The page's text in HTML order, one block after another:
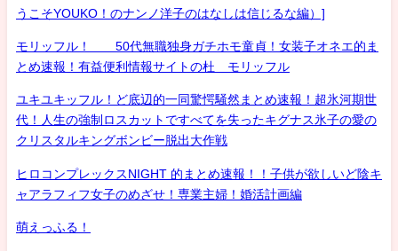
うこそYOUKO！のナンノ洋子のはなしは信じるな編）]
モリッフル！ 50代無職独身ガチホモ童貞！女装子オネエ的ま
とめ速報！有益便利情報サイトの杜 モリッフル
ユキユキッフル！ど底辺的一同驚愕騒然まとめ速報！超氷河期世
代！人生の強制ロスカットですべてを失ったキグナス氷子の愛の
クリスタルキングボンビー脱出大作戦
ヒロコンプレックスNIGHT 的まとめ速報！！子供が欲しいど陰キ
ャアラフィフ女子のめざせ！専業主婦！婚活計画編
萌えっふる！